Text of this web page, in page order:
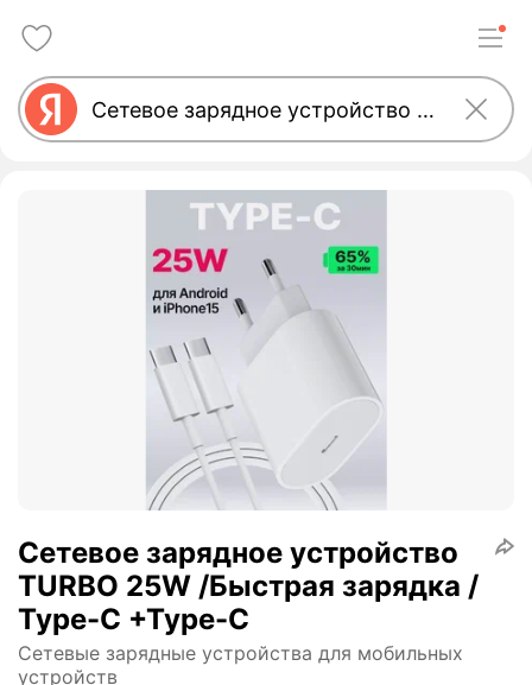
Сетевое зарядное устройство
TURBO 25W /Быстрая зарядка /
Type-C +Type-C
Сетевые зарядные устройства для мобильных
устройств